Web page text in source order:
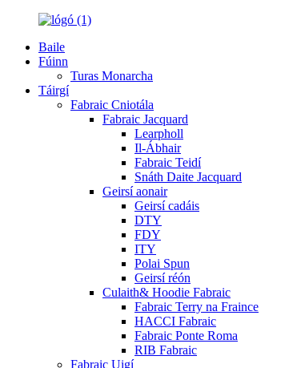
Baile
Fúinn
Turas Monarcha
Táirgí
Fabraic Cniotála
Fabraic Jacquard
Learpholl
Il-Ábhair
Fabraic Teidí
Snáth Daite Jacquard
Geirsí aonair
Geirsí cadáis
DTY
FDY
ITY
Polai Spun
Geirsí réón
Culaith& Hoodie Fabraic
Fabraic Terry na Fraince
HACCI Fabraic
Fabraic Ponte Roma
RIB Fabraic
Fabraic Uigí